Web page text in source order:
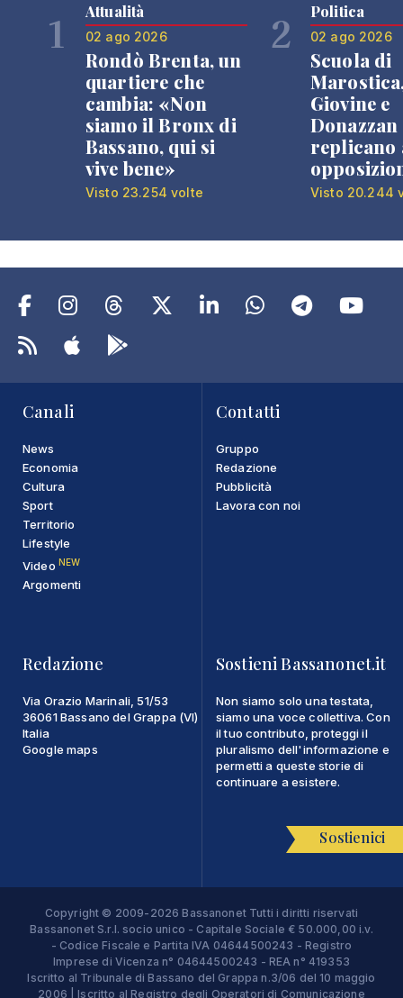
1 Attualità
02 ago 2026
Rondò Brenta, un
quartiere che
cambia: «Non
siamo il Bronx di
Bassano, qui si
vive bene»
Visto 23.254 volte
2 Politica
02 ago 2026
Scuola di
Giovine e
Donazzan
replicano
Visto 20.244
Canali
News
Economia
Cultura
Sport
Territorio
Lifestyle
Video NEW
Argomenti
Contatti
Gruppo
Redazione
Pubblicità
Lavora con noi
Redazione
Via Orazio Marinali, 51/53
36061 Bassano del Grappa (VI)
Italia
Google maps
Sostieni Bassanonet.it
Non siamo solo una testata,
siamo una voce collettiva. Con
il tuo contributo, proteggi il
pluralismo dell'informazione e
permetti a queste storie di
continuare a esistere.
Sostienici
Copyright © 2009-2026 Bassanonet Tutti i diritti riservati
Bassanonet S.r.l. socio unico - Capitale Sociale € 50.000,00 i.v.
- Codice Fiscale e Partita IVA 04644500243 - Registro
Imprese di Vicenza n° 04644500243 - REA n° 419353
Iscritto al Tribunale di Bassano del Grappa n.3/06 del 10 maggio
2006 | Iscritto al Registro degli Operatori di Comunicazione